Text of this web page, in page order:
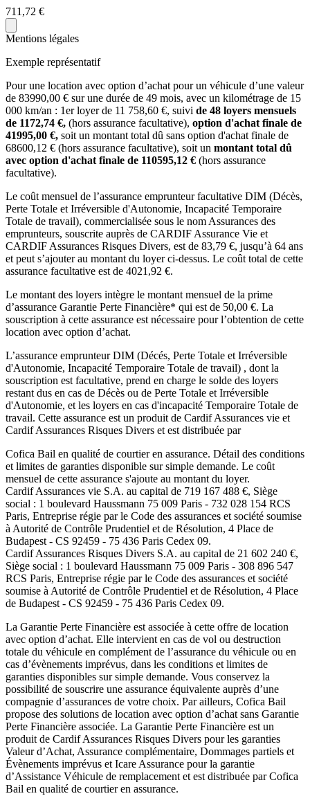
711,72 €
Mentions légales
Exemple représentatif
Pour une location avec option d’achat pour un véhicule d’une valeur
de 83990,00 € sur une durée de 49 mois, avec un kilométrage de 15
000 km/an : 1er loyer de 11 758,60 €, suivi de 48 loyers mensuels
de 1172,74 €, (hors assurance facultative), option d'achat finale de
41995,00 €, soit un montant total dû sans option d'achat finale de
68600,12 € (hors assurance facultative), soit un montant total dû
avec option d'achat finale de 110595,12 € (hors assurance
facultative).
Le coût mensuel de l’assurance emprunteur facultative DIM (Décès,
Perte Totale et Irréversible d'Autonomie, Incapacité Temporaire
Totale de travail), commercialisée sous le nom Assurances des
emprunteurs, souscrite auprès de CARDIF Assurance Vie et
CARDIF Assurances Risques Divers, est de 83,79 €, jusqu’à 64 ans
et peut s’ajouter au montant du loyer ci-dessus. Le coût total de cette
assurance facultative est de 4021,92 €.
Le montant des loyers intègre le montant mensuel de la prime
d’assurance Garantie Perte Financière* qui est de 50,00 €. La
souscription à cette assurance est nécessaire pour l’obtention de cette
location avec option d’achat.
L’assurance emprunteurDIM (Décés, Perte Totale et Irréversible
d'Autonomie, Incapacité Temporaire Totale de travail) , dont la
souscription est facultative, prend en charge le solde des loyers
restant dus en cas de Décès ou de Perte Totale et Irréversible
d'Autonomie, et les loyers en cas d'incapacité Temporaire Totale de
travail. Cette assurance est un produit de Cardif Assurances vie et
Cardif Assurances Risques Divers et est distribuée par
Cofica Bail en qualité de courtier en assurance. Détail des conditions
et limites de garanties disponible sur simple demande. Le coût
mensuel de cette assurance s'ajoute au montant du loyer.
Cardif Assurances vie S.A. au capital de 719 167 488 €, Siège
social : 1 boulevard Haussmann 75 009 Paris - 732 028 154 RCS
Paris, Entreprise régie par le Code des assurances et société soumise
à Autorité de Contrôle Prudentiel et de Résolution, 4 Place de
Budapest - CS 92459 - 75 436 Paris Cedex 09.
Cardif Assurances Risques Divers S.A. au capital de 21 602 240 €,
Siège social : 1 boulevard Haussmann 75 009 Paris - 308 896 547
RCS Paris, Entreprise régie par le Code des assurances et société
soumise à Autorité de Contrôle Prudentiel et de Résolution, 4 Place
de Budapest - CS 92459 - 75 436 Paris Cedex 09.
La Garantie Perte Financière est associée à cette offre de location
avec option d’achat. Elle intervient en cas de vol ou destruction
totale du véhicule en complément de l’assurance du véhicule ou en
cas d’évènements imprévus, dans les conditions et limites de
garanties disponibles sur simple demande. Vous conservez la
possibilité de souscrire une assurance équivalente auprès d’une
compagnie d’assurances de votre choix. Par ailleurs, Cofica Bail
propose des solutions de location avec option d’achat sans Garantie
Perte Financière associée. La Garantie Perte Financière est un
produit de Cardif Assurances Risques Divers pour les garanties
Valeur d’Achat, Assurance complémentaire, Dommages partiels et
Évènements imprévus et Icare Assurance pour la garantie
d’Assistance Véhicule de remplacement et est distribuée parCofica
Bail en qualité de courtier en assurance.